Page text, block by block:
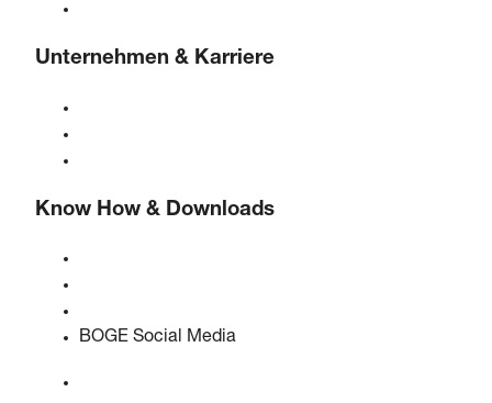
Unternehmen & Karriere
Know How & Downloads
BOGE Social Media